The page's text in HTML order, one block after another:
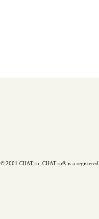
© 2001 CHAT.ru. CHAT.ru® is a